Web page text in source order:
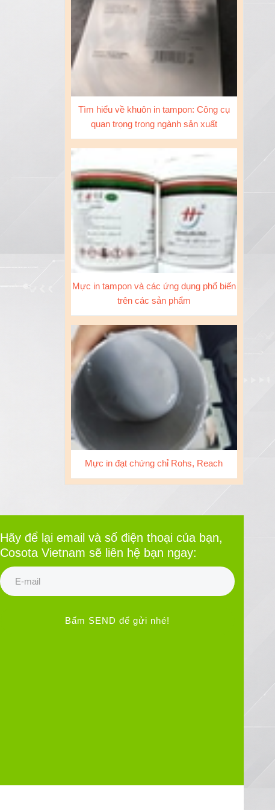
Tìm hiểu về khuôn in tampon: Công cụ
quan trọng trong ngành sản xuất
Mực in tampon và các ứng dụng phổ biến
trên các sản phẩm
Mực in đạt chứng chỉ Rohs, Reach
Hãy để lại email và số điện thoại của bạn,
Cosota Vietnam sẽ liên hệ bạn ngay:
Bấm SEND để gửi nhé!